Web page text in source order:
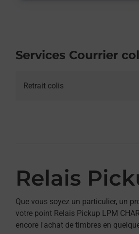
Services Courrier
Retrait colis
Relais
Que vous soyez un particulier, un
votre point Relais Pickup LPM
encore l'achat de timbres en